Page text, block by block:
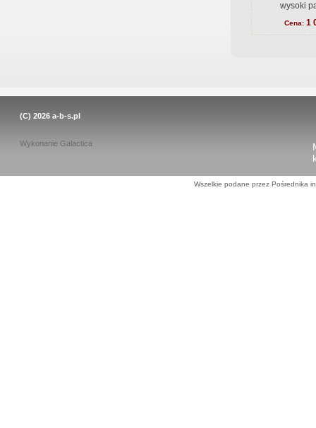
wysoki
Cena: 1
(C) 2026 a-b-s.pl
Wykonanie Galactica
Wszelkie podane przez Pośrednika